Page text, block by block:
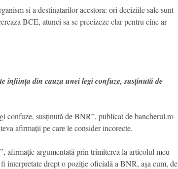
si a destinatarilor acestora: ori deciziile sale sunt
BCE, atunci sa se precizeze clar pentru cine ar
înființa din cauza unei legi confuze, susținută de
confuze, susținută de BNR”, publicat de bancherul.ro
afirmații pe care le consider incorecte.
afirmație argumentată prin trimiterea la articolul meu
interpretate drept o poziție oficială a BNR, așa cum, de